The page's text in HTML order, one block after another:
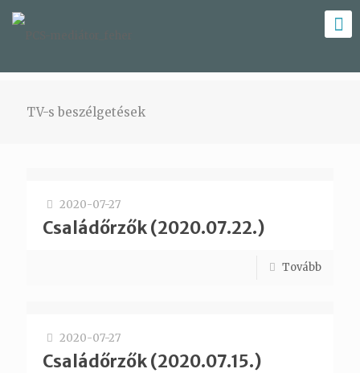
TV-s beszélgetések
2020-07-27
Családőrzők (2020.07.22.)
Tovább
2020-07-27
Családőrzők (2020.07.15.)